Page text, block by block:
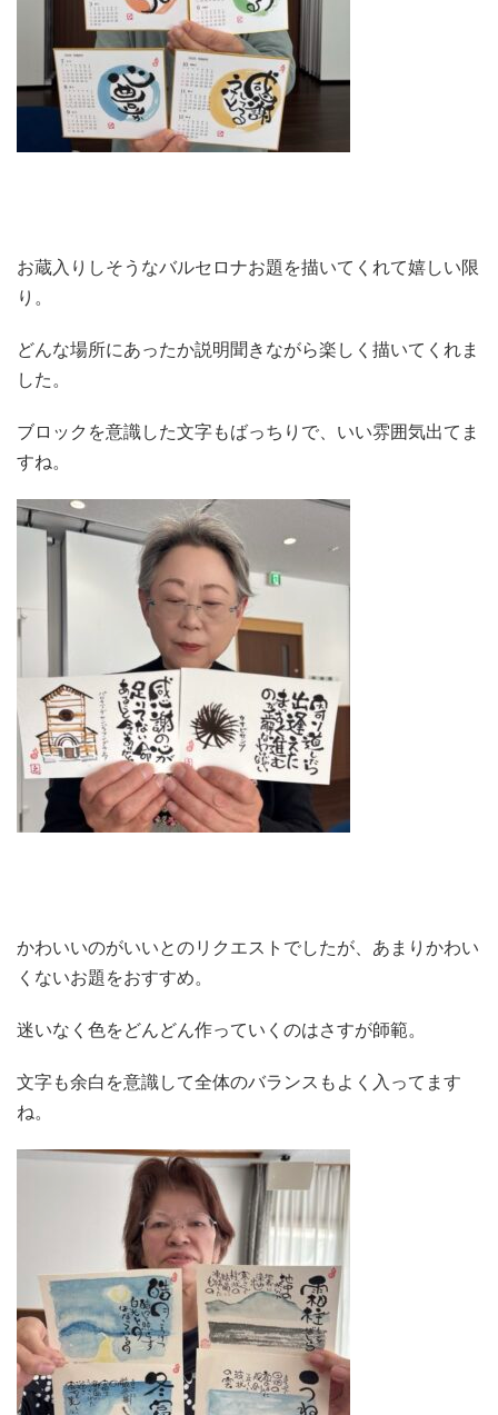
お蔵入りしそうなバルセロナお題を描いてくれて嬉しい限
り。
どんな場所にあったか説明聞きながら楽しく描いてくれま
した。
ブロックを意識した文字もばっちりで、いい雰囲気出てま
すね。
かわいいのがいいとのリクエストでしたが、あまりかわい
くないお題をおすすめ。
迷いなく色をどんどん作っていくのはさすが師範。
文字も余白を意識して全体のバランスもよく入ってます
ね。